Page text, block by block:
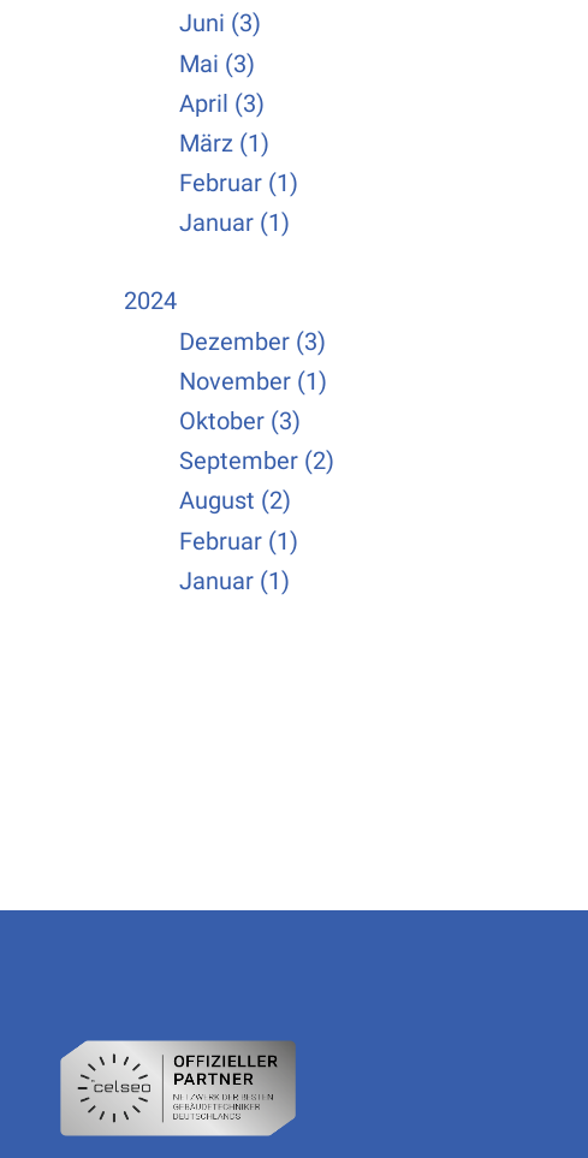
Juni (3)
Mai (3)
April (3)
März (1)
Februar (1)
Januar (1)
2024
Dezember (3)
November (1)
Oktober (3)
September (2)
August (2)
Februar (1)
Januar (1)